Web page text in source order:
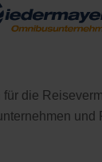
die
und